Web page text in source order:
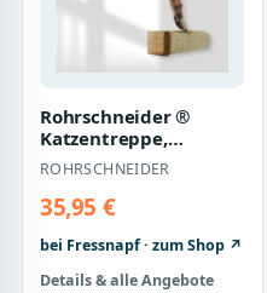
Rohrschneider ®
Katzentreppe,
Wandelement für
Katzen mit starkem
Sisal…
ROHRSCHNEIDER
35,95 €
bei Fressnapf · zum Shop ↗
Details & alle Angebote